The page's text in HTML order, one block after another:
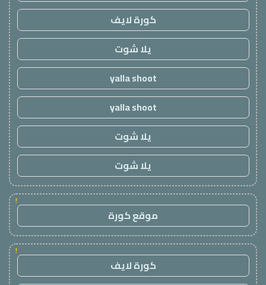
كورة لايف
يلا شوت
yalla shoot
yalla shoot
يلا شوت
يلا شوت
!
موقع كورة
!
كورة لايف